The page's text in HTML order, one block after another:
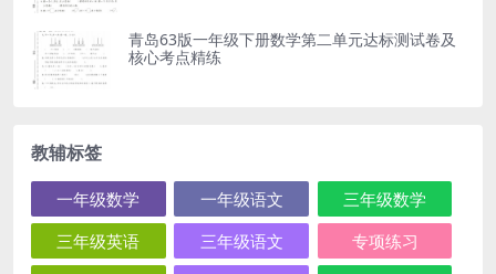
青岛63版一年级下册数学第二单元达标测试卷及
核心考点精练
教辅标签
一年级数学 一年级语文
三年级数学
三年级英语
三年级语文
专项练习